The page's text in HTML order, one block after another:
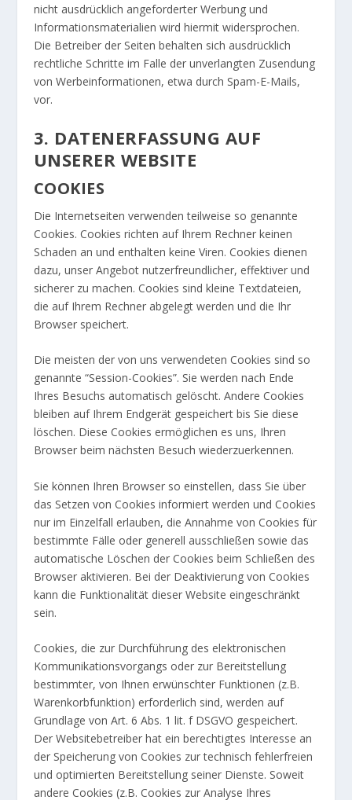
nicht ausdrücklich angeforderter Werbung und
Informationsmaterialien wird hiermit widersprochen.
Die Betreiber der Seiten behalten sich ausdrücklich
rechtliche Schritte im Falle der unverlangten Zusendung
von Werbeinformationen, etwa durch Spam-E-Mails,
vor.
3. DATENERFASSUNG AUF
UNSERER WEBSITE
COOKIES
Die Internetseiten verwenden teilweise so genannte
Cookies. Cookies richten auf Ihrem Rechner keinen
Schaden an und enthalten keine Viren. Cookies dienen
dazu, unser Angebot nutzerfreundlicher, effektiver und
sicherer zu machen. Cookies sind kleine Textdateien,
die auf Ihrem Rechner abgelegt werden und die Ihr
Browser speichert.
Die meisten der von uns verwendeten Cookies sind so
genannte “Session-Cookies”. Sie werden nach Ende
Ihres Besuchs automatisch gelöscht. Andere Cookies
bleiben auf Ihrem Endgerät gespeichert bis Sie diese
löschen. Diese Cookies ermöglichen es uns, Ihren
Browser beim nächsten Besuch wiederzuerkennen.
Sie können Ihren Browser so einstellen, dass Sie über
das Setzen von Cookies informiert werden und Cookies
nur im Einzelfall erlauben, die Annahme von Cookies für
bestimmte Fälle oder generell ausschließen sowie das
automatische Löschen der Cookies beim Schließen des
Browser aktivieren. Bei der Deaktivierung von Cookies
kann die Funktionalität dieser Website eingeschränkt
sein.
Cookies, die zur Durchführung des elektronischen
Kommunikationsvorgangs oder zur Bereitstellung
bestimmter, von Ihnen erwünschter Funktionen (z.B.
Warenkorbfunktion) erforderlich sind, werden auf
Grundlage von Art. 6 Abs. 1 lit. f DSGVO gespeichert.
Der Websitebetreiber hat ein berechtigtes Interesse an
der Speicherung von Cookies zur technisch fehlerfreien
und optimierten Bereitstellung seiner Dienste. Soweit
andere Cookies (z.B. Cookies zur Analyse Ihres